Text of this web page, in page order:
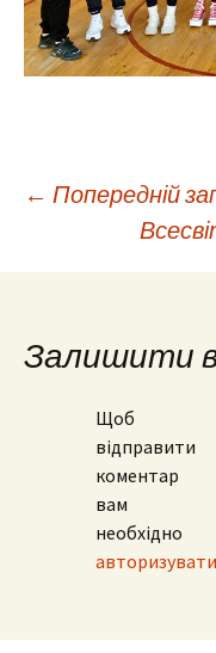
по
запису
← Попередній
Залишити
Щоб
відправити
коментар
вам
необхідно